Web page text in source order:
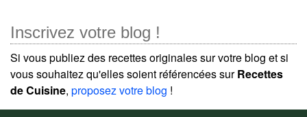
Inscrivez votre blog !
Si vous publiez des recettes originales sur votre blog et si
vous souhaitez qu'elles soient référencées surRecettes
de Cuisine, proposez votre blog !